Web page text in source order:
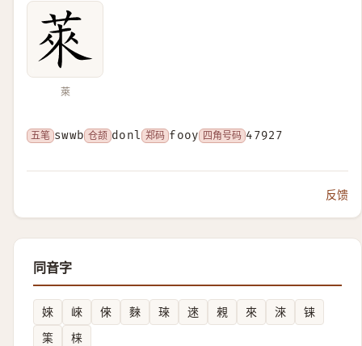
萊
五笔 swwb 仓颉 donl 郑码 fooy 四角号码 47927
反馈
同音字
婡 崍 倈 麳 琜 逨 䚅 來 淶
铼
筙
梾